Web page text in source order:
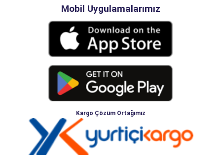
Mobil Uygulamalarımız
Kargo Çözüm Ortağımız